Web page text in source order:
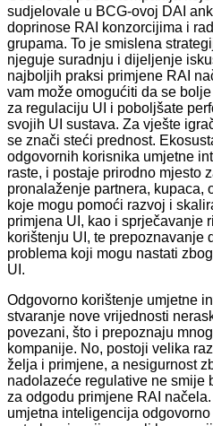
sudjelovale u BCG-ovoj DAI
doprinose RAI konzorcijima i
grupama. To je smislena
njeguje suradnju i dijeljenje
najboljih praksi primjene RAI
vam može omogućiti da se
za regulaciju UI i poboljšate
svojih UI sustava. Za vješte
se znači steći prednost.
odgovornih korisnika umjetne
raste, i postaje prirodno mjesto
pronalaženje partnera, kupaca,
koje mogu pomoći razvoj i
primjena UI, kao i sprječavanje
korištenju UI, te prepoznavanje
problema koji mogu nastati
UI.
Odgovorno korištenje umjetne
stvaranje nove vrijednosti
povezani, što i prepoznaju
kompanije. No, postoji velika
želja i primjene, a nesigurnost
nadolazeće regulative ne smije
za odgodu primjene RAI
umjetna inteligencija